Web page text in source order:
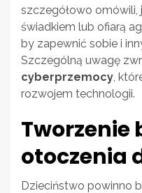
szczegółowo omówili,
świadkiem lub ofiarą
by zapewnić sobie i
Szczególną uwagę
cyberprzemocy ,
rozwojem technologii.
Tworzenie
otoczenia
Dzieciństwo powinno